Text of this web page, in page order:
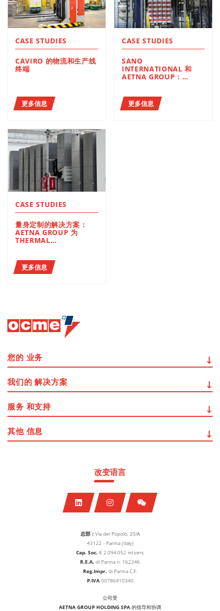
CASE STUDIES
CAVIRO 的物流和生产线
终端
更多信息
CASE STUDIES
SANO
INTERNATIONAL 和
AETNA GROUP：
更多信息
CASE STUDIES
量身定制的解决方案：
AETNA GROUP 为
THERMAL
末端解决方案，
用以节省时间、
更多信息
总部： Via del Popolo, 20/A
43122 - Parma (Italy)
Cap. Soc. € 2.094.052 int.vers
R.E.A. di Parma n. 162246
Reg.Impr. di Parma C.F.
P.IVA00786410340
公司受
AETNA GROUP HOLDING SPA 的指导和协调
改变语言
您的 业务
我们的 解决方案
服务 和支持
其他 信息